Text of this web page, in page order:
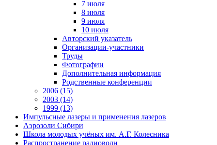
7 июля
8 июля
9 июля
10 июля
Авторский указатель
Организации-участники
Труды
Фотографии
Дополнительная информация
Родственные конференции
2006 (15)
2003 (14)
1999 (13)
Импульсные лазеры и применения лазеров
Аэрозоли Сибири
Школа молодых учёных им. А.Г. Колесника
Распространение радиоволн